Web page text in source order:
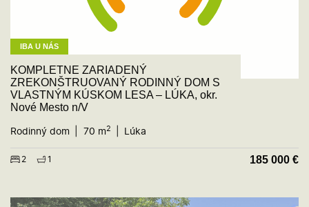
IBA U NÁS
KOMPLETNE ZARIADENÝ
ZREKONŠTRUOVANÝ RODINNÝ DOM S
VLASTNÝM KÚSKOM LESA – LÚKA, okr.
Nové Mesto n/V
Rodinný dom
70 m2 Lúka
2 1 185 000 €